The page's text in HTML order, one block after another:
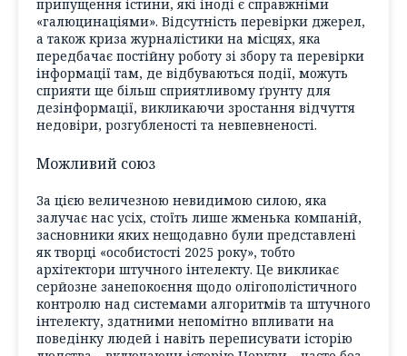
припущення істини, які іноді є справжніми
«галюцинаціями». Відсутність перевірки джерел,
а також криза журналістики на місцях, яка
передбачає постійну роботу зі збору та перевірки
інформації там, де відбуваються події, можуть
сприяти ще більш сприятливому ґрунту для
дезінформації, викликаючи зростання відчуття
недовіри, розгубленості та невпевненості.
Можливий союз
За цією величезною невидимою силою, яка
залучає нас усіх, стоїть лише жменька компаній,
засновники яких нещодавно були представлені
як творці «особистості 2025 року», тобто
архітектори штучного інтелекту. Це викликає
серйозне занепокоєння щодо олігополістичного
контролю над системами алгоритмів та штучного
інтелекту, здатними непомітно впливати на
поведінку людей і навіть переписувати історію